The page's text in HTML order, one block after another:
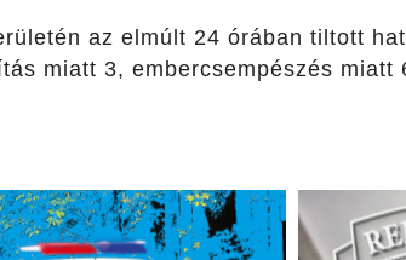
az elmúlt 24 órában tiltott
miatt 3, embercsempészés